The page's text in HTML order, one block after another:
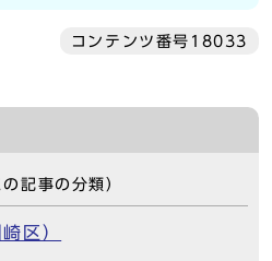
コンテンツ番号18033
の記事の分類）
区）